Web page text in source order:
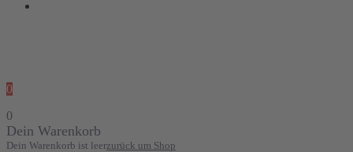
0
0
Dein Warenkorb
Dein Warenkorb ist leerzurück um Shop